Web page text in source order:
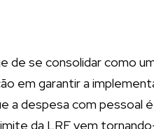
se consolidar como
em garantir a
a despesa com
da LRF vem